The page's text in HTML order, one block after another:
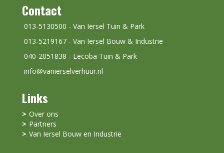
Links
Over ons
Partners
Van Iersel Bouw en Industrie
Contact
013-5130500 - Van Iersel Tuin & Park
013-5219167 - Van Iersel Bouw & Industrie
040-2051838 - Lecoba Tuin & Park
info@vanierselverhuur.nl